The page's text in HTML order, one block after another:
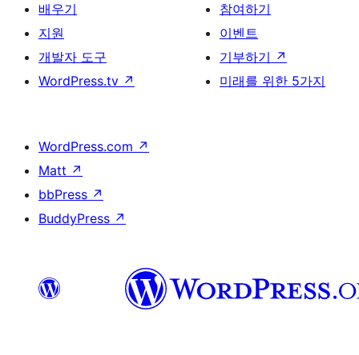
배우기
지원
개발자 도구
WordPress.tv ↗
참여하기
이벤트
기부하기 ↗
미래를 위한 5가지
WordPress.com ↗
Matt ↗
bbPress ↗
BuddyPress ↗